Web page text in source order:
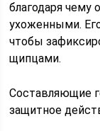
благодаря
ухоженными.
чтобы
щипцами.
Составляющие
защитное